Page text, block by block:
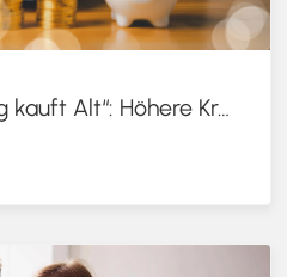
KfW-Förderung „Jung kauft Alt“: Höhere Kredite ab August 2026